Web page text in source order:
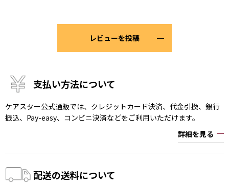
レビューを投稿
支払い方法について
ケアスター公式通販では、クレジットカード決済、代金引換、銀行
振込、Pay-easy、コンビニ決済などをご利用いただけます。
詳細を見る
配送の送料について